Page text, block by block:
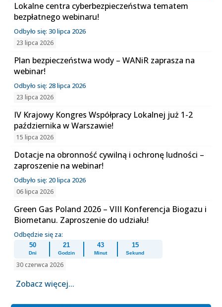
Lokalne centra cyberbezpieczeństwa tematem
bezpłatnego webinaru!
Odbyło się: 30 lipca 2026
23 lipca 2026
Plan bezpieczeństwa wody – WANiR zaprasza na
webinar!
Odbyło się: 28 lipca 2026
23 lipca 2026
IV Krajowy Kongres Współpracy Lokalnej już 1-2
października w Warszawie!
15 lipca 2026
Dotacje na obronność cywilną i ochronę ludności –
zaproszenie na webinar!
Odbyło się: 20 lipca 2026
06 lipca 2026
Green Gas Poland 2026 – VIII Konferencja Biogazu i
Biometanu. Zaproszenie do udziału!
Odbędzie się za:
50
Dni
21
Godzin
43
Minut
15
Sekund
30 czerwca 2026
Zobacz więcej...